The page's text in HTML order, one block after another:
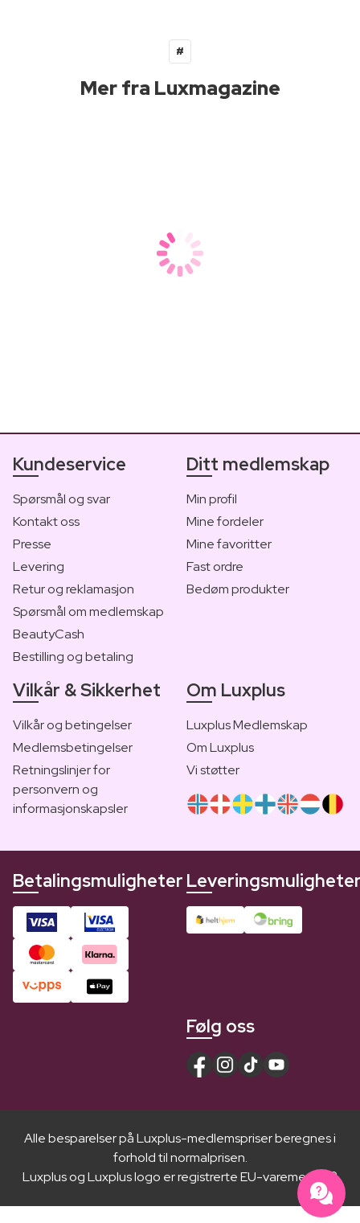
#
Mer fra Luxmagazine
Kundeservice
Spørsmål og svar
Kontakt oss
Presse
Levering
Retur og reklamasjon
Spørsmål om medlemskap
BeautyCash
Bestilling og betaling
Ditt medlemskap
Min profil
Mine fordeler
Mine favoritter
Fast ordre
Bedøm produkter
Vilkår & Sikkerhet
Vilkår og betingelser
Medlemsbetingelser
Retningslinjer for
personvern og
informasjonskapsler
Om Luxplus
Luxplus Medlemskap
Om Luxplus
Vi støtter
Betalingsmuligheter
Følg oss
Alle besparelser på Luxplus-medlemspriser beregnes i
forhold til normalprisen.
Luxplus og Luxplus logo er registrerte EU-varemerker ®